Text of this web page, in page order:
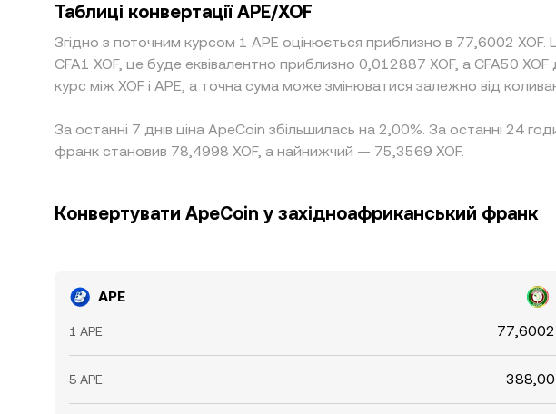
Таблиці конвертації APE/XOF
Згідно з поточним курсом 1 APE оцінюється приблизно в 77,6002
CFA1 XOF, це буде еквівалентно приблизно 0,012887 XOF, а CFA50
курс між XOF і APE, а точна сума може змінюватися залежно від
За останні 7 днів ціна ApeCoin збільшилась на 2,00%. За останні 24
франк становив 78,4998 XOF, а найнижчий — 75,3569 XOF.
Конвертувати ApeCoin у західноафриканський франк
APE
1 APE 77,6002
5 APE 388,00